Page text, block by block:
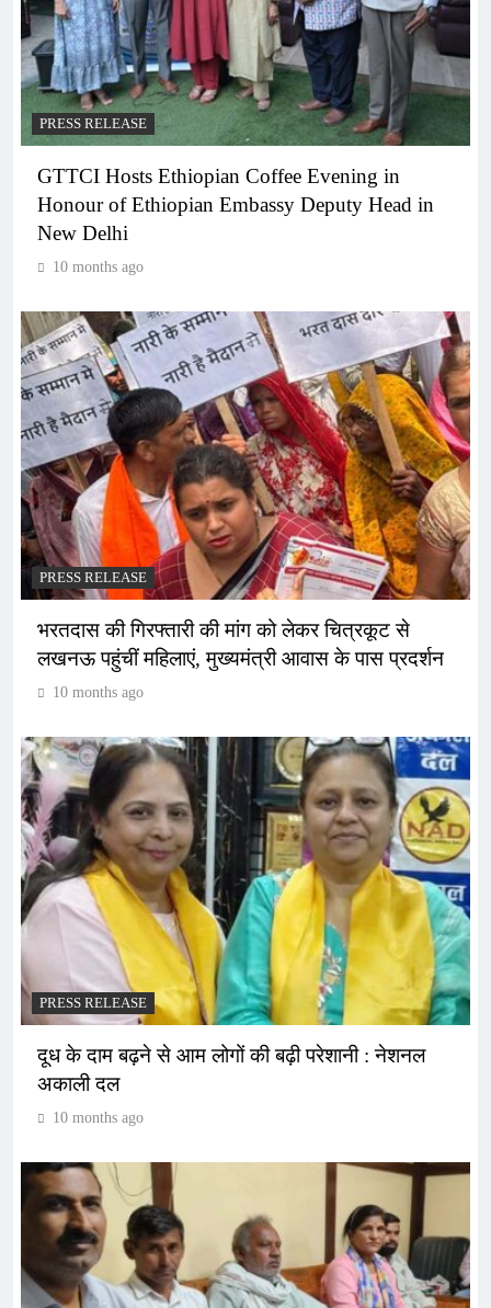
PRESS RELEASE
GTTCI Hosts Ethiopian Coffee Evening in
Honour of Ethiopian Embassy Deputy Head in
New Delhi
10 months ago
PRESS RELEASE
भरतदास की गिरफ्तारी की मांग को लेकर चित्रकूट से
लखनऊ पहुंचीं महिलाएं, मुख्यमंत्री आवास के पास प्रदर्शन
10 months ago
PRESS RELEASE
दूध के दाम बढ़ने से आम लोगों की बढ़ी परेशानी : नेशनल
अकाली दल
10 months ago